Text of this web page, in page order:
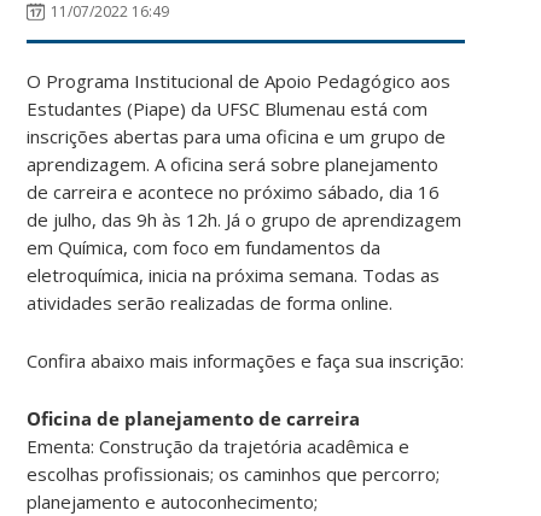
11/07/2022 16:49
O Programa Institucional de Apoio Pedagógico aos
Estudantes (Piape) da UFSC Blumenau está com
inscrições abertas para uma oficina e um grupo de
aprendizagem. A oficina será sobre planejamento
de carreira e acontece no próximo sábado, dia 16
de julho, das 9h às 12h. Já o grupo de aprendizagem
em Química, com foco em fundamentos da
eletroquímica, inicia na próxima semana. Todas as
atividades serão realizadas de forma online.
Confira abaixo mais informações e faça sua inscrição:
Oficina de planejamento de carreira
Ementa: Construção da trajetória acadêmica e
escolhas profissionais; os caminhos que percorro;
planejamento e autoconhecimento;